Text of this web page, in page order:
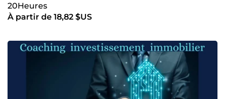
20Heures
À partir de 18,82 $US